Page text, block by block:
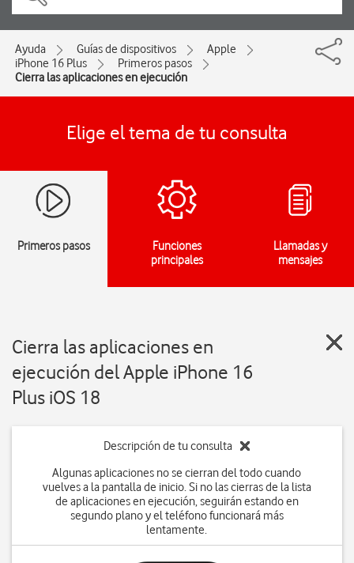
Ayuda Guías de dispositivos
Apple
iPhone 16 Plus
Primeros pasos
Cierra las aplicaciones en ejecución
Elige el tema de tu consulta
Primeros pasos
Funciones
principales
Llamadas y
mensajes
Cierra las aplicaciones en
ejecución del Apple iPhone 16
Plus iOS 18
Descripción de tu consulta
Algunas aplicaciones no se cierran del todo cuando
vuelves a la pantalla de inicio. Si no las cierras de la lista
de aplicaciones en ejecución, seguirán estando en
segundo plano y el teléfono funcionará más
lentamente.